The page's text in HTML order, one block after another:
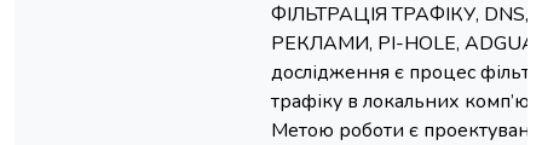
ФІЛЬТРАЦІЯ ТРАФІКУ,
РЕКЛАМИ, PI-HOLE,
дослідження є процес
трафіку в локальних
Метою роботи є